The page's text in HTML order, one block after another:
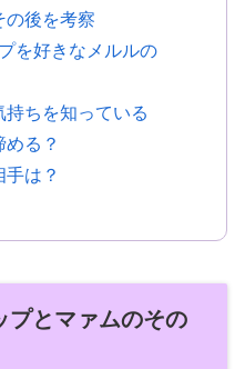
の後を考察
を好きなメルルの
持ちを知っている
める？
手は？
プとマァムのその